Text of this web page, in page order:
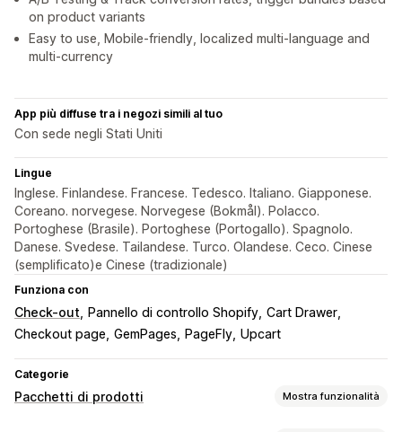
on product variants
Easy to use, Mobile-friendly, localized multi-language and
multi-currency
App più diffuse tra i negozi simili al tuo
Con sede negli Stati Uniti
Lingue
Inglese. Finlandese. Francese. Tedesco. Italiano. Giapponese.
Coreano. norvegese. Norvegese (Bokmål). Polacco.
Portoghese (Brasile). Portoghese (Portogallo). Spagnolo.
Danese. Svedese. Tailandese. Turco. Olandese. Ceco. Cinese
(semplificato)e Cinese (tradizionale)
Funziona con
Check-out Pannello di controllo Shopify Cart Drawer
Checkout page GemPages PageFly Upcart
Categorie
Pacchetti di prodotti Mostra funzionalità